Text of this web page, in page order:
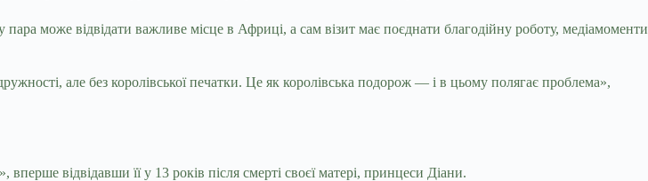
може відвідати важливе місце в Африці, а сам візит має поєднати благодійну роботу, медіамоменти
але без королівської печатки. Це як королівська подорож — і в цьому полягає проблема»,
відвідавши її у 13 років після смерті своєї матері, принцеси Діани.